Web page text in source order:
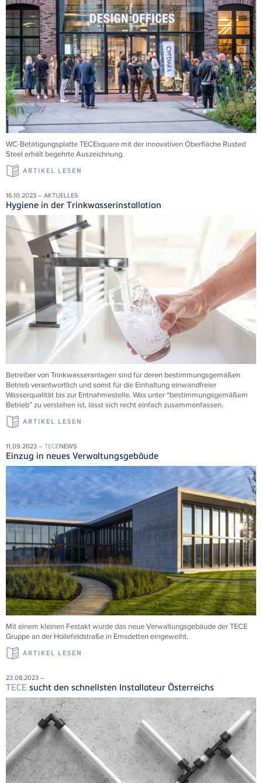
WC-Betätigungsplatte TECEsquare mit der innovativen Oberfläche Rusted
Steel erhält begehrte Auszeichnung.
ARTIKEL LESEN
16.10.2023 – AKTUELLES
Hygiene in der Trinkwasserinstallation
Betreiber von Trinkwasseranlagen sind für deren bestimmungsgemäßen
Betrieb verantwortlich und somit für die Einhaltung einwandfreier
Wasserqualität bis zur Entnahmestelle. Was unter “bestimmungsgemäßem
Betrieb” zu verstehen ist, lässt sich recht einfach zusammenfassen.
ARTIKEL LESEN
11.09.2023 – TECENEWS
Einzug in neues Verwaltungsgebäude
Mit einem kleinen Festakt wurde das neue Verwaltungsgebäude der TECE
Gruppe an der Hollefeldstraße in Emsdetten eingeweiht.
ARTIKEL LESEN
23.08.2023 –
TECE sucht den schnellsten Installateur Österreichs